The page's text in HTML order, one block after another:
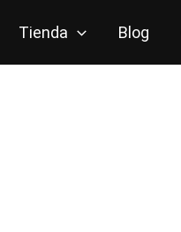
Tienda Blog